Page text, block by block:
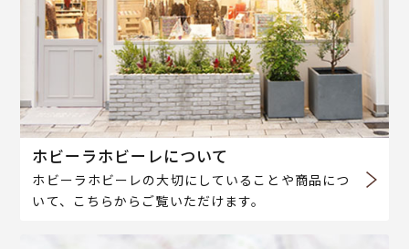
ホビーラホビーレについて
ホビーラホビーレの大切にしていることや商品につ
いて、こちらからご覧いただけます。